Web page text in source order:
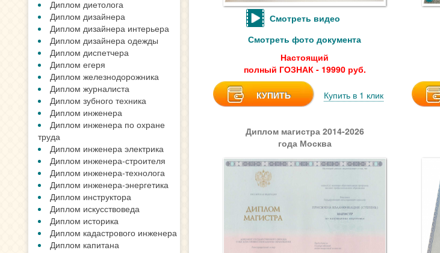
Диплом диетолога
Диплом дизайнера
Диплом дизайнера интерьера
Диплом дизайнера одежды
Диплом диспетчера
Диплом егеря
Диплом железнодорожника
Диплом журналиста
Диплом зубного техника
Диплом инженера
Диплом инженера по охране
труда
Диплом инженера электрика
Диплом инженера-строителя
Диплом инженера-технолога
Диплом инженера-энергетика
Диплом инструктора
Диплом искусствоведа
Диплом историка
Диплом кадастрового инженера
Диплом капитана
Смотреть видео
Смотреть фото документа
Настоящий
полный ГОЗНАК - 19990 руб.
КУПИТЬ Купить в 1 клик
Диплом магистра 2014-2026
года Москва